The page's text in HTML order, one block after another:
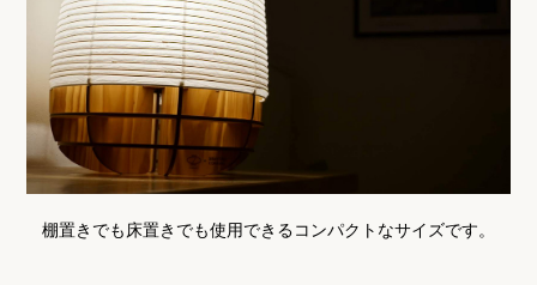
棚置きでも床置きでも使用できるコンパクトなサイズです。